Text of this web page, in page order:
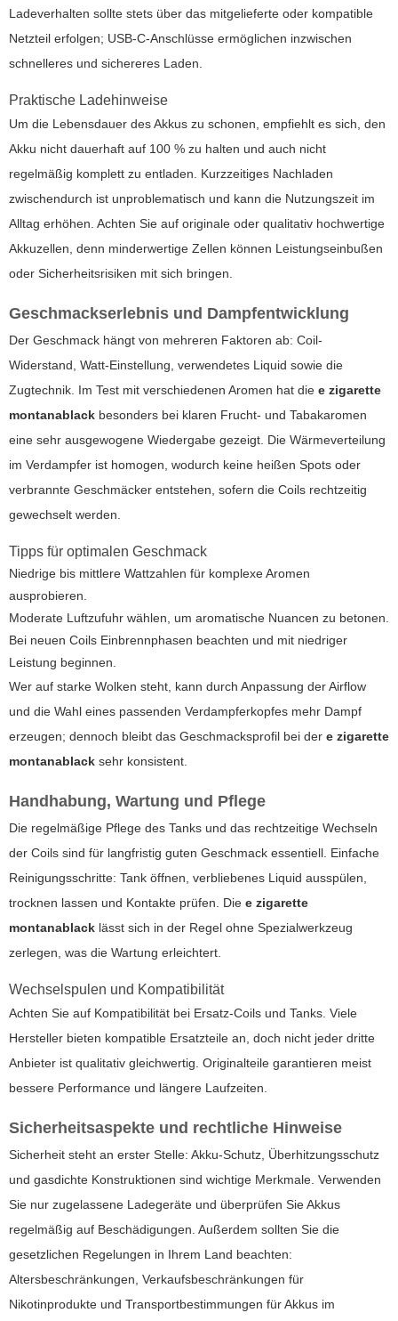
Ladeverhalten sollte stets über das mitgelieferte oder kompatible
Netzteil erfolgen; USB-C-Anschlüsse ermöglichen inzwischen
schnelleres und sichereres Laden.
Praktische Ladehinweise
Um die Lebensdauer des Akkus zu schonen, empfiehlt es sich, den
Akku nicht dauerhaft auf 100 % zu halten und auch nicht
regelmäßig komplett zu entladen. Kurzzeitiges Nachladen
zwischendurch ist unproblematisch und kann die Nutzungszeit im
Alltag erhöhen. Achten Sie auf originale oder qualitativ hochwertige
Akkuzellen, denn minderwertige Zellen können Leistungseinbußen
oder Sicherheitsrisiken mit sich bringen.
Geschmackserlebnis und Dampfentwicklung
Der Geschmack hängt von mehreren Faktoren ab: Coil-
Widerstand, Watt-Einstellung, verwendetes Liquid sowie die
Zugtechnik. Im Test mit verschiedenen Aromen hat die e zigarette
montanablack besonders bei klaren Frucht- und Tabakaromen
eine sehr ausgewogene Wiedergabe gezeigt. Die Wärmeverteilung
im Verdampfer ist homogen, wodurch keine heißen Spots oder
verbrannte Geschmäcker entstehen, sofern die Coils rechtzeitig
gewechselt werden.
Tipps für optimalen Geschmack
Niedrige bis mittlere Wattzahlen für komplexe Aromen
ausprobieren.
Moderate Luftzufuhr wählen, um aromatische Nuancen zu betonen.
Bei neuen Coils Einbrennphasen beachten und mit niedriger
Leistung beginnen.
Wer auf starke Wolken steht, kann durch Anpassung der Airflow
und die Wahl eines passenden Verdampferkopfes mehr Dampf
erzeugen; dennoch bleibt das Geschmacksprofil bei der e zigarette
montanablack sehr konsistent.
Handhabung, Wartung und Pflege
Die regelmäßige Pflege des Tanks und das rechtzeitige Wechseln
der Coils sind für langfristig guten Geschmack essentiell. Einfache
Reinigungsschritte: Tank öffnen, verbliebenes Liquid ausspülen,
trocknen lassen und Kontakte prüfen. Die e zigarette
montanablack lässt sich in der Regel ohne Spezialwerkzeug
zerlegen, was die Wartung erleichtert.
Wechselspulen und Kompatibilität
Achten Sie auf Kompatibilität bei Ersatz-Coils und Tanks. Viele
Hersteller bieten kompatible Ersatzteile an, doch nicht jeder dritte
Anbieter ist qualitativ gleichwertig. Originalteile garantieren meist
bessere Performance und längere Laufzeiten.
Sicherheitsaspekte und rechtliche Hinweise
Sicherheit steht an erster Stelle: Akku-Schutz, Überhitzungsschutz
und gasdichte Konstruktionen sind wichtige Merkmale. Verwenden
Sie nur zugelassene Ladegeräte und überprüfen Sie Akkus
regelmäßig auf Beschädigungen. Außerdem sollten Sie die
gesetzlichen Regelungen in Ihrem Land beachten:
Altersbeschränkungen, Verkaufsbeschränkungen für
Nikotinprodukte und Transportbestimmungen für Akkus im